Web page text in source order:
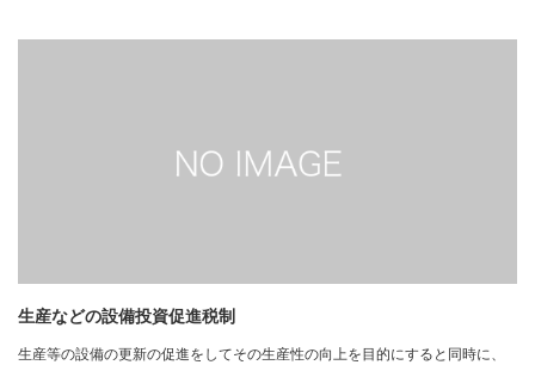
生産などの設備投資促進税制
生産等の設備の更新の促進をしてその生産性の向上を目的にすると同時に、